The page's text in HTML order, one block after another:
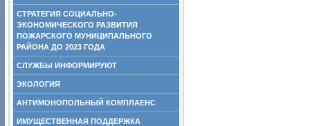
СТРАТЕГИЯ СОЦИАЛЬНО-
ЭКОНОМИЧЕСКОГО РАЗВИТИЯ
ПОЖАРСКОГО МУНИЦИПАЛЬНОГО
РАЙОНА ДО 2023 ГОДА
СЛУЖБЫ ИНФОРМИРУЮТ
ЭКОЛОГИЯ
АНТИМОНОПОЛЬНЫЙ КОМПЛАЕНС
ИМУЩЕСТВЕННАЯ ПОДДЕРЖКА